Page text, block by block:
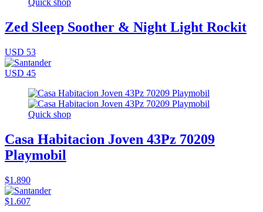
Quick shop
Zed Sleep Soother & Night Light Rockit
USD 53
USD 45
Quick shop
Casa Habitacion Joven 43Pz 70209
Playmobil
$1.890
$1.607